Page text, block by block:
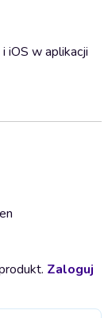
iOS w aplikacji
Zaloguj